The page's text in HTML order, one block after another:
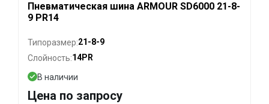
Пневматическая шина ARMOUR SD6000 21-8-
9 PR14
Типоразмер:21-8-9
Слойность:14PR
В наличии
Цена по запросу